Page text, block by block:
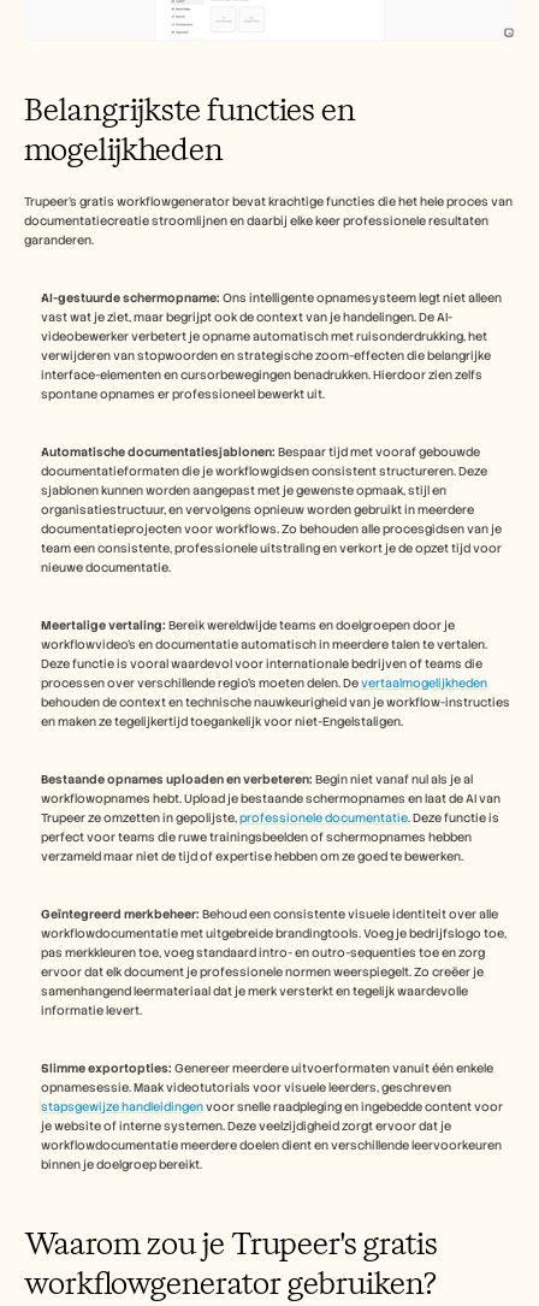
Belangrijkste functies en
mogelijkheden
Trupeer's gratis workflowgenerator bevat krachtige functies die het hele proces van
documentatiecreatie stroomlijnen en daarbij elke keer professionele resultaten
garanderen.
AI-gestuurde schermopname: Ons intelligente opnamesysteem legt niet alleen
vast wat je ziet, maar begrijpt ook de context van je handelingen. De AI-
videobewerker verbetert je opname automatisch met ruisonderdrukking, het
verwijderen van stopwoorden en strategische zoom-effecten die belangrijke
interface-elementen en cursorbewegingen benadrukken. Hierdoor zien zelfs
spontane opnames er professioneel bewerkt uit.
Automatische documentatiesjablonen: Bespaar tijd met vooraf gebouwde
documentatieformaten die je workflowgidsen consistent structureren. Deze
sjablonen kunnen worden aangepast met je gewenste opmaak, stijl en
organisatiestructuur, en vervolgens opnieuw worden gebruikt in meerdere
documentatieprojecten voor workflows. Zo behouden alle procesgidsen van je
team een consistente, professionele uitstraling en verkort je de opzet tijd voor
nieuwe documentatie.
Meertalige vertaling: Bereik wereldwijde teams en doelgroepen door je
workflowvideo's en documentatie automatisch in meerdere talen te vertalen.
Deze functie is vooral waardevol voor internationale bedrijven of teams die
processen over verschillende regio's moeten delen. De vertaalmogelijkheden
behouden de context en technische nauwkeurigheid van je workflow-instructies
en maken ze tegelijkertijd toegankelijk voor niet-Engelstaligen.
Bestaande opnames uploaden en verbeteren: Begin niet vanaf nul als je al
workflowopnames hebt. Upload je bestaande schermopnames en laat de AI van
Trupeer ze omzetten in gepolijste, professionele documentatie. Deze functie is
perfect voor teams die ruwe trainingsbeelden of schermopnames hebben
verzameld maar niet de tijd of expertise hebben om ze goed te bewerken.
Geïntegreerd merkbeheer: Behoud een consistente visuele identiteit over alle
workflowdocumentatie met uitgebreide brandingtools. Voeg je bedrijfslogo toe,
pas merkkleuren toe, voeg standaard intro- en outro-sequenties toe en zorg
ervoor dat elk document je professionele normen weerspiegelt. Zo creëer je
samenhangend leermateriaal dat je merk versterkt en tegelijk waardevolle
informatie levert.
Slimme exportopties: Genereer meerdere uitvoerformaten vanuit één enkele
stapsgewijze handleidingen voor snelle raadpleging en ingebedde content voor
je website of interne systemen. Deze veelzijdigheid zorgt ervoor dat je
workflowdocumentatie meerdere doelen dient en verschillende leervoorkeuren
binnen je doelgroep bereikt.
Waarom zou je Trupeer's gratis
workflowgenerator gebruiken?